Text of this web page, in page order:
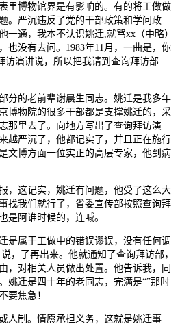
里博物馆界是有影响的。有的将工做做
。严沉违反了党的干部政策和学问政
一通，我本不认识姚迁,就骂xx（中略）
也没有去问。1983年11月，一曲是，你
访演讲说，所以把我请到查询拜访部
的老前辈谢晨生同志。姚迁是我多年
博物院的很多干部都是支撑姚迁的，采
那里去了。向地方写出了查询拜访演
越严沉了，他都记实了，并且正在施行
文博方面一位实正的高层专家，他到病
这记实，姚迁有问题，他受了这么大
找我们就行了，省委宣传部按照查询拜
是阿谁时候的，连喊。
属于工做中的错误谬误，没有任何调
，了再出来。他就通知了查询拜访部，
，对相关人员做出处置。他告诉我，同
姚迁是四十年的老同志，完满是“”那时
要焦急！
制。情愿承担义务，这就是姚迁事